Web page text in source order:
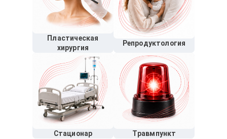
Пластическая
хирургия
Репродуктология
Стационар Травмпункт